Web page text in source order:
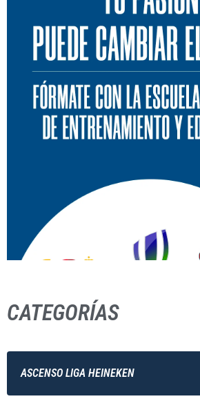
CATEGORÍAS
ASCENSO LIGA HEINEKEN